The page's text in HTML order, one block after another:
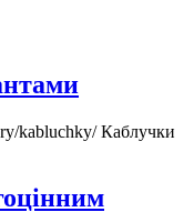
kabluchky/Каблучки